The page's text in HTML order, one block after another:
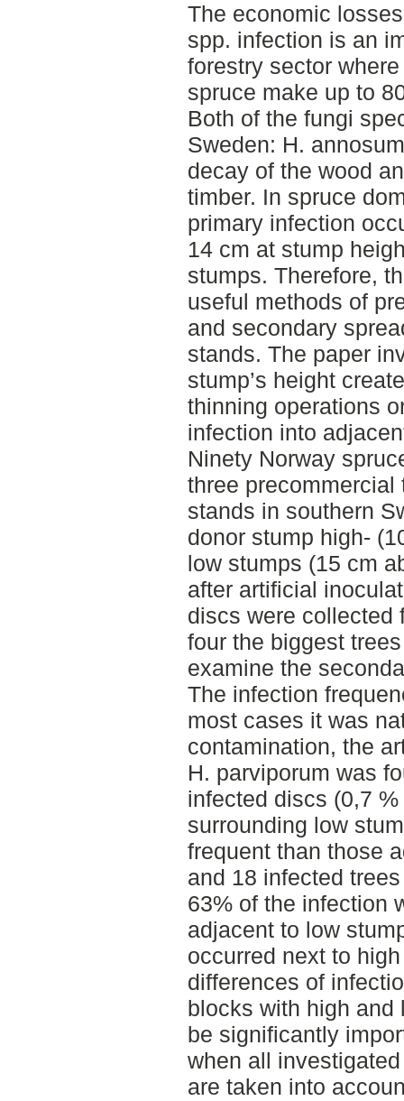
The economic
spp. infection is an
forestry sector
spruce make up to
Both of the fungi
Sweden: H.
decay of the wood
timber. In spruce
primary infection
14 cm at stump
stumps. Therefore,
useful methods of
and secondary
stands. The paper
stump’s height
thinning operations
infection into
Ninety Norway
three
stands in southern
donor stump high-
low stumps (15 cm
after artificial
discs were collected
four the biggest
examine the
The infection
most cases it was
contamination, the
H. parviporum was
infected discs (0,7
surrounding low
frequent than those
and 18 infected
63% of the infection
adjacent to low
occurred next to
differences of
blocks with high
be significantly
when all
are taken into